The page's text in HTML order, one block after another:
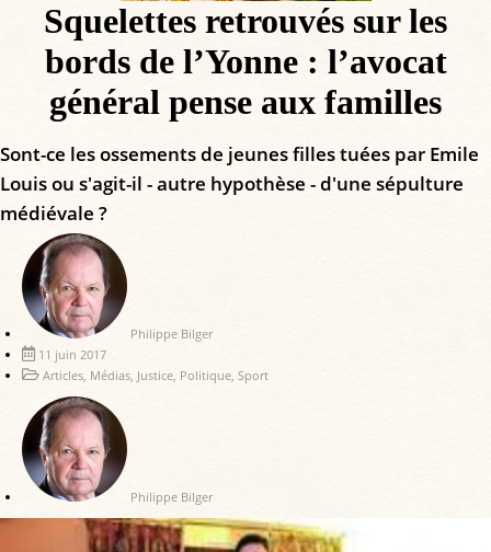
Squelettes retrouvés sur les
bords de l’Yonne : l’avocat
général pense aux familles
Sont-ce les ossements de jeunes filles tuées par Emile
Louis ou s'agit-il - autre hypothèse - d'une sépulture
médiévale ?
Philippe Bilger
11 juin 2017
Articles, Médias, Justice, Politique, Sport
Philippe Bilger